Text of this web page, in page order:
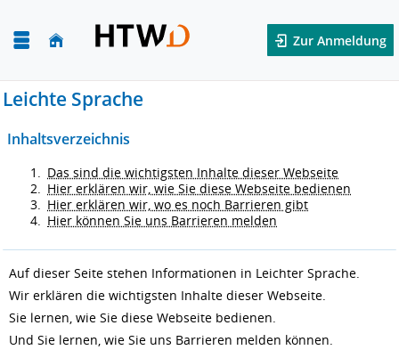
Zur Anmeldung
Leichte Sprache
Inhaltsverzeichnis
Das sind die wichtigsten Inhalte dieser Webseite
Hier erklären wir, wie Sie diese Webseite bedienen
Hier erklären wir, wo es noch Barrieren gibt
Hier können Sie uns Barrieren melden
Auf dieser Seite stehen Informationen in Leichter Sprache.
Wir erklären die wichtigsten Inhalte dieser Webseite.
Sie lernen, wie Sie diese Webseite bedienen.
Und Sie lernen, wie Sie uns Barrieren melden können.